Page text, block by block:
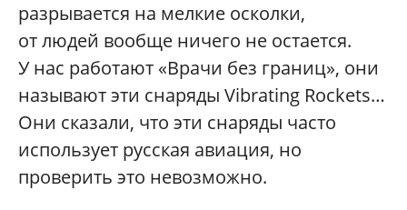
разрывается на мелкие осколки,
от людей вообще ничего не остается.
У нас работают «Врачи без границ», они
называют эти снаряды Vibrating Rockets…
Они сказали, что эти снаряды часто
использует русская авиация, но
проверить это невозможно.